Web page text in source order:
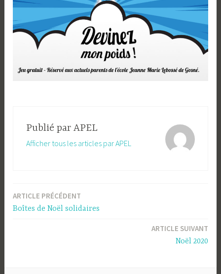
Publié par APEL
Afficher tous les articles par APEL
Navigation
ARTICLE PRÉCÉDENT
Boîtes de Noël solidaires
ARTICLE SUIVANT
Noël 2020